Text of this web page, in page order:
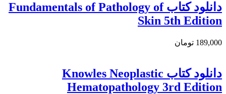
دانلود كتاب Fundamentals of Pathology of
Skin 5th Edition
189,000 تومان
دانلود کتاب Knowles Neoplastic
Hematopathology 3rd Edition